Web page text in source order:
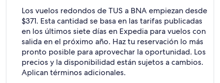
Los vuelos redondos de TUS a BNA empiezan desde
$371. Esta cantidad se basa en las tarifas publicadas
en los últimos siete días en Expedia para vuelos con
salida en el próximo año. Haz tu reservación lo más
pronto posible para aprovechar la oportunidad. Los
precios y la disponibilidad están sujetos a cambios.
Aplican términos adicionales.